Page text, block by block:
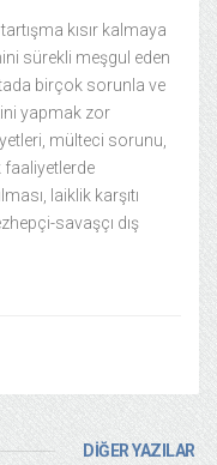
kısır kalmaya
sürekli meşgul eden
birçok sorunla ve
yapmak zor
mülteci sorunu,
faaliyetlerde
laiklik karşıtı
savaşçı dış
DİĞER YAZILAR